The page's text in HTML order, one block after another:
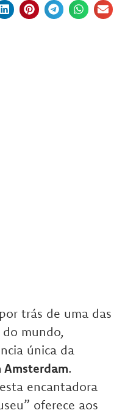
trás de uma das
do mundo,
única da
Amsterdam.
encantadora
oferece aos